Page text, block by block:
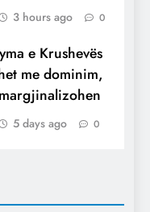
3 hours ago 0
e Krushevës
me dominim,
5 days ago 0